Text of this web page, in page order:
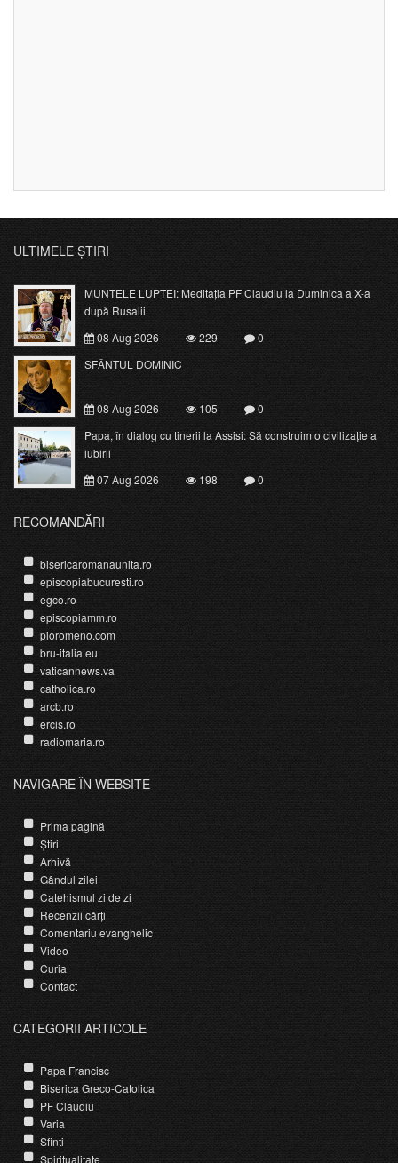
ULTIMELE ȘTIRI
MUNTELE LUPTEI: Meditația PF Claudiu la Duminica a X-a
după Rusalii
08 Aug 2026
229
0
SFÂNTUL DOMINIC
08 Aug 2026 105
0
Papa, în dialog cu tinerii la Assisi: Să construim o civilizație a
iubirii
07 Aug 2026
198 0
RECOMANDĂRI
bisericaromanaunita.ro
episcopiabucuresti.ro
egco.ro
episcopiamm.ro
pioromeno.com
bru-italia.eu
vaticannews.va
catholica.ro
arcb.ro
ercis.ro
radiomaria.ro
NAVIGARE ÎN WEBSITE
Prima pagină
Știri
Arhivă
Gândul zilei
Catehismul zi de zi
Recenzii cărți
Comentariu evanghelic
Video
Curia
Contact
CATEGORII ARTICOLE
Papa Francisc
Biserica Greco-Catolica
PF Claudiu
Varia
Sfinti
Spiritualitate